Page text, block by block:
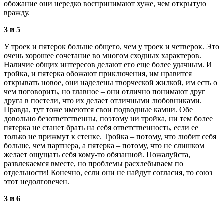
обожание они нередко воспринимают хуже, чем открытую
вражду.
3 и 5
У троек и пятерок больше общего, чем у троек и четверок. Это
очень хорошее сочетание во многом сходных характеров.
Наличие общих интересов делают его еще более удачным. И
тройка, и пятерка обожают приключения, им нравится
открывать новое, они наделены творческой жилкой, им есть о
чем поговорить, но главное – они отлично понимают друг
друга в постели, что их делает отличными любовниками.
Правда, тут тоже имеются свои подводные камни. Обе
довольно безответственны, поэтому ни тройка, ни тем более
пятерка не станет брать на себя ответственность, если ее
только не прижмут к стенке. Тройка – потому, что любит себя
больше, чем партнера, а пятерка – потому, что не слишком
желает ощущать себя кому-то обязанной. Пожалуйста,
развлекаемся вместе, но проблемы расхлебываем по
отдельности! Конечно, если они не найдут согласия, то союз
этот недолговечен.
3 и 6